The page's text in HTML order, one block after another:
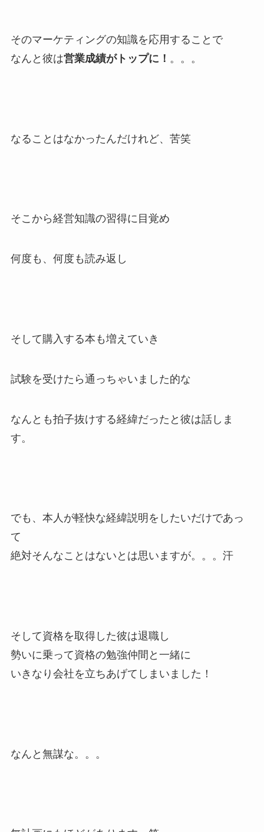
そのマーケティングの知識を応用することで
なんと彼は営業成績がトップに！ 。。。
なることはなかったんだけれど、苦笑
そこから経営知識の習得に目覚め
何度も、何度も読み返し
そして購入する本も増えていき
試験を受けたら通っちゃいました的な
なんとも拍子抜けする経緯だったと彼は話しま
す。
でも、本人が軽快な経緯説明をしたいだけであっ
て
絶対そんなことはないとは思いますが。。。汗
そして資格を取得した彼は退職し
勢いに乗って資格の勉強仲間と一緒に
いきなり会社を立ちあげてしまいました！
なんと無謀な。。。